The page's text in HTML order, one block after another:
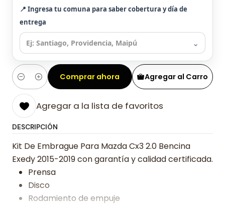
📍 Ingresa tu comuna para saber cobertura y día de
entrega
⌄
Cantidad
Agregar al Carro
Comprar ahora
Agregar a la lista de favoritos
DESCRIPCIÓN
Kit De Embrague Para Mazda Cx3 2.0 Bencina
Exedy 2015-2019 con garantía y calidad certificada.
Prensa
Disco
Rodamiento de empuje